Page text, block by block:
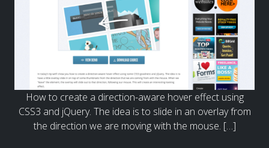
How to create a direction-aware hover effect using
CSS3 and jQuery. The idea is to slide in an overlay from
the direction we are moving with the mouse. […]